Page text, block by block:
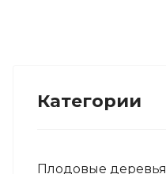
Категории
Плодовые деревья